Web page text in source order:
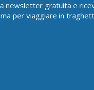
newsletter gratuita e
per viaggiare in